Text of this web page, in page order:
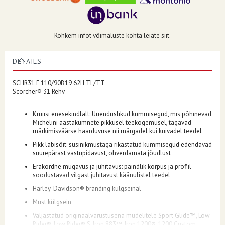
Rohkem infot võimaluste kohta leiate siit.
DETAILS
SCHR31 F 110/90B19 62H TL/TT
Scorcher® 31 Rehv
Kruiisi enesekindlalt: Uuenduslikud kummisegud, mis põhinevad
Michelini aastakümnete pikkusel teekogemusel, tagavad
märkimisväärse haarduvuse nii märgadel kui kuivadel teedel
Pikk läbisõit: süsinikmustaga rikastatud kummisegud edendavad
suurepärast vastupidavust, ohverdamata jõudlust
Erakordne mugavus ja juhitavus: paindlik korpus ja profiil
soodustavad vilgast juhitavust käänulistel teedel
Harley-Davidson® bränding külgseinal
Must külgsein
Väljastatud originaalvarustusena mudelitele Sport Glide™, Low